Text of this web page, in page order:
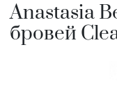
Anastasia
бровей